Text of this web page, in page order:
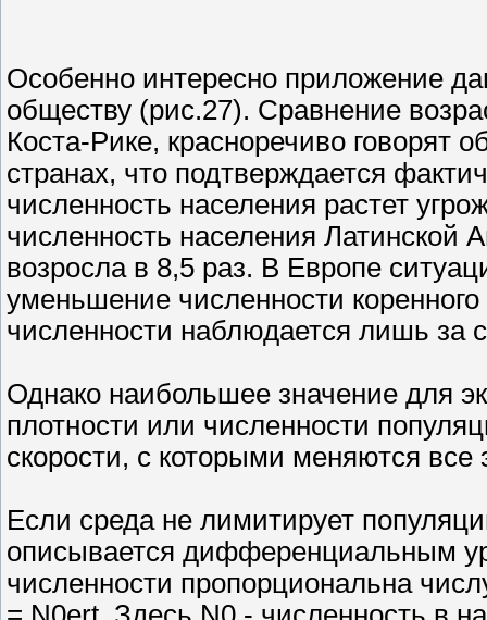
Особенно интересно приложение
обществу (рис.27). Сравнение
Коста-Рике, красноречиво говорят
странах, что подтверждается
численность населения растет
численность населения Латинской
возросла в 8,5 раз. В Европе
уменьшение численности
численности наблюдается лишь за
Однако наибольшее значение для
плотности или численности
скорости, с которыми меняются все
Если среда не лимитирует
описывается дифференциальным
численности пропорциональна